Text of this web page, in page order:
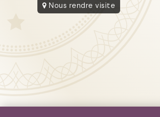
Nous rendre visite